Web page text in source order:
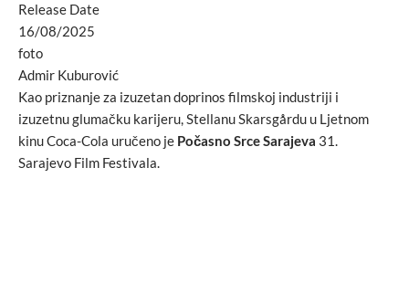
Release Date
16/08/2025
foto
Admir Kuburović
Kao priznanje za izuzetan doprinos filmskoj industriji i
izuzetnu glumačku karijeru, Stellanu Skarsgårdu u Ljetnom
kinu Coca-Cola uručeno je Počasno Srce Sarajeva 31.
Sarajevo Film Festivala.